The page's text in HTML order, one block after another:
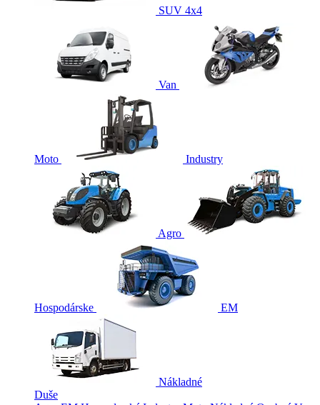
SUV 4x4
Van
Moto Industry
Agro
Hospodárske EM
Nákladné
Duše